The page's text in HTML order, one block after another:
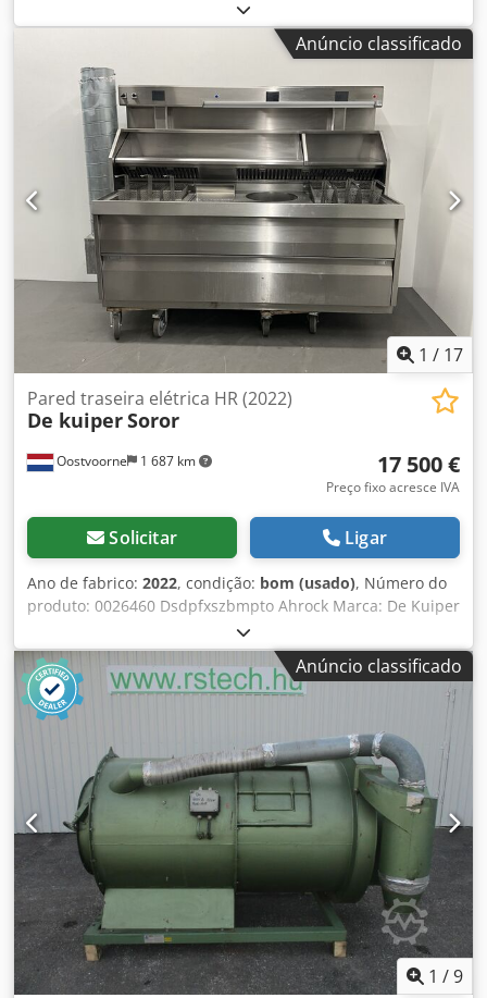
mm, 800 mm, 1000 mm, 1200 mm, 1400 mm. Dsdpfeu N
Ndvex Ahreck Comprimento superior a 70 m Corredores de
Anúncio classificado
1 / 17
Oostvoorne 1 687 km
Pared traseira elétrica HR (2022)
De kuiperSoror
17 500 €
Preço fixo acresce IVA
Solicitar Ligar
Ano de fabrico: 2022, condição: bom (usado), Número do
produto: 0026460 Dsdpfxszbmpto Ahrock Marca: De Kuiper
Modelo: Soror Categoria do produto: Fritadeiras
Comprimento: 2700 mm Largura: 920 mm Altura: 1800 mm
Tensão de ligação (V): 400 Potência (W): 47150 Ano de
fabricação: 2022 Equipado com sistema de filtragem de
gordura. Equipado com 3 cubas (1x ORE440 e 2x ORE540) e
bandeja de escorrimento.
Anúncio classificado
1 /9